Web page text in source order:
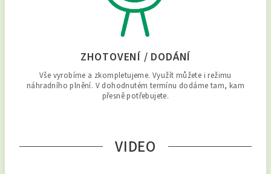
ZHOTOVENÍ / DODÁNÍ
Vše vyrobíme a zkompletujeme. Využít můžete i režimu
náhradního plnění. V dohodnutém termínu dodáme tam, kam
přesně potřebujete.
VIDEO